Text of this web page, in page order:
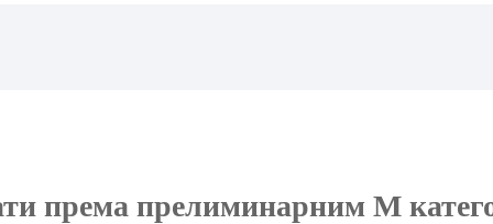
према прелиминарним М